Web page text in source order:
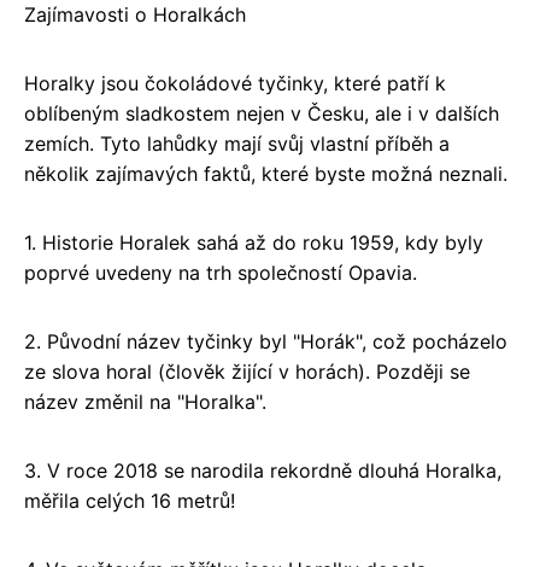
Zajímavosti o Horalkách
Horalky jsou čokoládové tyčinky, které patří k
oblíbeným sladkostem nejen v Česku, ale i v dalších
zemích. Tyto lahůdky mají svůj vlastní příběh a
několik zajímavých faktů, které byste možná neznali.
1. Historie Horalek sahá až do roku 1959, kdy byly
poprvé uvedeny na trh společností Opavia.
2. Původní název tyčinky byl "Horák", což pocházelo
ze slova horal (člověk žijící v horách). Později se
název změnil na "Horalka".
3. V roce 2018 se narodila rekordně dlouhá Horalka,
měřila celých 16 metrů!